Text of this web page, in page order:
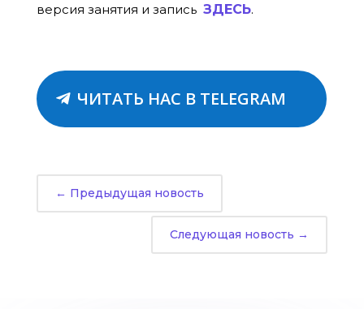
версия занятия и запись ЗДЕСЬ.
ЧИТАТЬ НАС В TELEGRAM
← Предыдущая новость
Следующая новость →